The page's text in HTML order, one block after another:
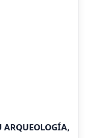
ARQUEOLOGÍA,